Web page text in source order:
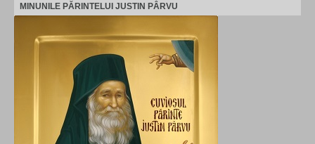
MINUNILE PĂRINTELUI JUSTIN PÂRVU